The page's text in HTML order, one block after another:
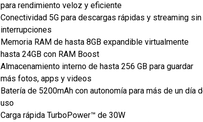
para rendimiento veloz y eficiente
Conectividad 5G para descargas rápidas y streaming sin
interrupciones
Memoria RAM de hasta 8GB expandible virtualmente
hasta 24GB con RAM Boost
Almacenamiento interno de hasta 256 GB para guardar
más fotos, apps y videos
Batería de 5200mAh con autonomía para más de un día
uso
Carga rápida TurboPower™ de 30W